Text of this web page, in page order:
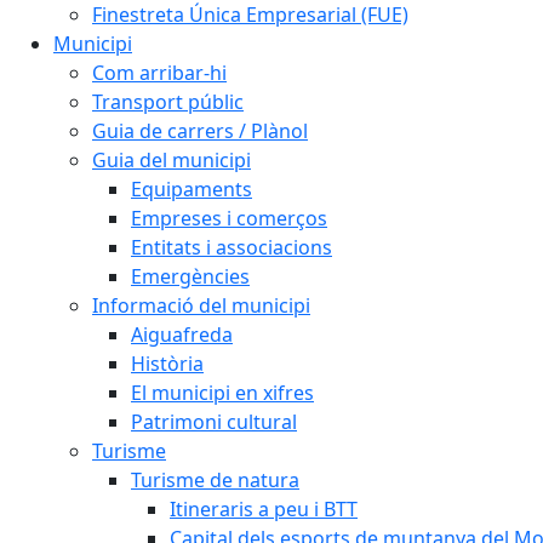
Finestreta Única Empresarial (FUE)
Municipi
Com arribar-hi
Transport públic
Guia de carrers / Plànol
Guia del municipi
Equipaments
Empreses i comerços
Entitats i associacions
Emergències
Informació del municipi
Aiguafreda
Història
El municipi en xifres
Patrimoni cultural
Turisme
Turisme de natura
Itineraris a peu i BTT